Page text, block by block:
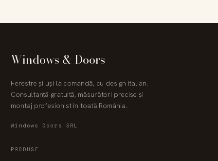
Windows & Doors
Ferestre și uși la comandă, cu design italian.
Consultanță gratuită, măsurători precise și
montaj profesionist în toată România.
Windows Doors SRL
PRODUSE